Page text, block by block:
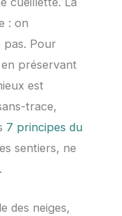
: on
pas. Pour
préservant
est
trace,
7 principes du
sentiers, ne
des neiges,